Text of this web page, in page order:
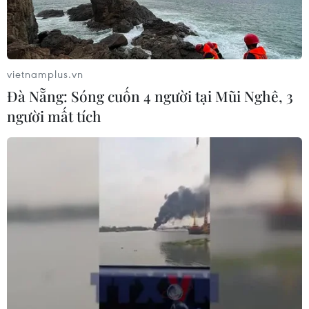
vụ xả súng tại trường học
07/08/2026 06:37
Thái Lan: Xả súng gây thương vong
tại trường học ở Nonthaburi
07/08/2026 05:12
Nghệ nhân Đặng Văn Hậu
thổi sức sống mới cho nghệ thuật tò
he truyền thống
Sập công trình tại Cuba khiến 2
vietnamplus.vn
Đà Nẵng: Sóng cuốn 4 người tại Mũi Nghê, 3
người mất tích